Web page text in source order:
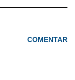
COMENTAR